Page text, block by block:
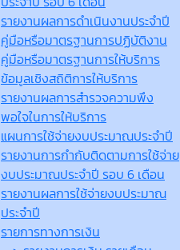
รายงานผลการดำเนินงานประจำปี
คู่มือหรือมาตรฐานการปฏิบัติงาน
คู่มือหรือมาตรฐานการให้บริการ
ข้อมูลเชิงสถิติการให้บริการ
รายงานผลการสำรวจความพึง
พอใจในการให้บริการ
แผนการใช้จ่ายงบประมาณประจำปี
รายงานการกำกับติดตามการใช้จ่าย
งบประมาณประจำปี รอบ 6 เดือน
รายงานผลการใช้จ่ายงบประมาณ
ประจำปี
รายการทางการเงิน